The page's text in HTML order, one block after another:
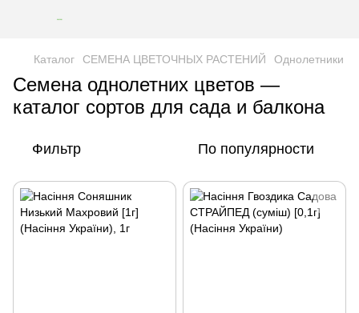
Каталог СЕМЕНА ЦВЕТОЧНЫХ РАСТЕНИЙ Однолетники
Семена однолетних цветов —
каталог сортов для сада и балкона
Фильтр По популярности